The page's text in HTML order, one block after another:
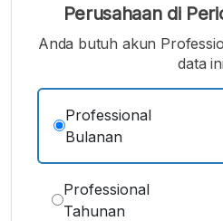
A
Kecil
A
Perusahaan di
Anda butuh akun
data
Professional
Bulanan
Professional
Tahunan